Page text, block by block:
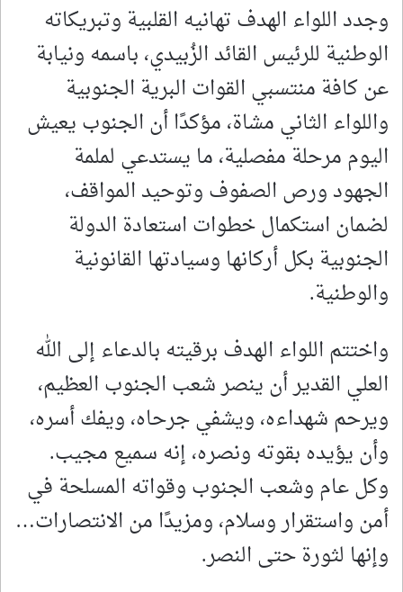
وجدد اللواء الهدف تهانيه القلبية وتبريكاته
الوطنية للرئيس القائد الزُبيدي، باسمه ونيابة
عن كافة منتسبي القوات البرية الجنوبية
واللواء الثاني مشاة، مؤكدًا أن الجنوب يعيش
اليوم مرحلة مفصلية، ما يستدعي لملمة
الجهود ورص الصفوف وتوحيد المواقف،
لضمان استكمال خطوات استعادة الدولة
الجنوبية بكل أركانها وسيادتها القانونية
والوطنية.
واختتم اللواء الهدف برقيته بالدعاء إلى الله
العلي القدير أن ينصر شعب الجنوب العظيم،
ويرحم شهداءه، ويشفي جرحاه، ويفك أسره،
وأن يؤيده بقوته ونصره، إنه سميع مجيب.
وكل عام وشعب الجنوب وقواته المسلحة في
أمن واستقرار وسلام، ومزيدًا من الانتصارات…
وإنها لثورة حتى النصر.